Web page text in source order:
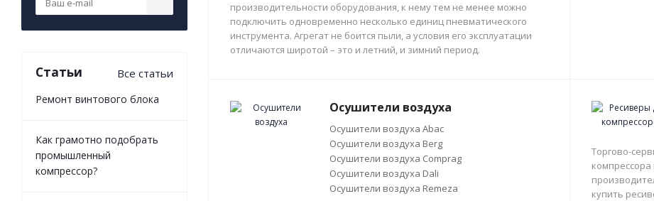
производительности оборудования, к нему тем не менее можно
подключить одновременно несколько единиц пневматического
инструмента. Агрегат не боится пыли, а условия его эксплуатации
отличаются широтой – это и летний, и зимний период.
Осушители воздуха
Осушители воздуха Abac
Осушители воздуха Berg
Осушители воздуха Comprag
Осушители воздуха Dali
Осушители воздуха Remeza
Торгово-
купить
Статьи Все статьи
Ремонт винтового блока
Как грамотно подобрать
промышленный
компрессор?